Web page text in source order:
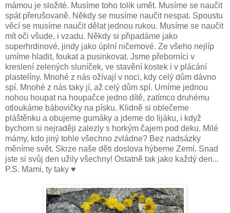
mámou je složité. Musíme toho tolik umět. Musíme se naučit
spát přerušovaně. Někdy se musíme naučit nespat. Spoustu
věcí se musíme naučit dělat jednou rukou. Musíme se naučit
mít oči všude, i vzadu. Někdy si připadáme jako
superhrdinové, jindy jako úplní ničemové. Ze všeho nejlíp
umíme hladit, foukat a pusinkovat. Jsme přeborníci v
kreslení zelených sluníček, ve stavění kostek i v plácání
plastelíny. Mnohé z nás ožívají v noci, kdy celý dům dávno
spí. Mnohé z nás taky jí, až celý dům spí. Umíme jednou
nohou houpat na houpačce jedno dítě, zatímco druhému
otloukáme bábovičky na písku. Klidně si oblečeme
pláštěnku a obujeme gumáky a jdeme do lijáku, i když
bychom si nejraději zalezly s horkým čajem pod deku. Milé
mámy, kdo jiný tohle všechno zvládne? Bez nadsázky
měníme svět. Skrze naše děti doslova hýbeme Zemí. Snad
jste si svůj den užily všechny! Ostatně tak jako každý den...
P.S. Mami, ty taky ♥